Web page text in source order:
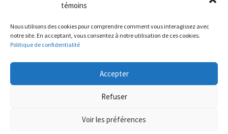
témoins
Nous utilisons des cookies pour comprendre comment vous interagissez avec
notre site. En acceptant, vous consentez à notre utilisation de ces cookies.
Politique de confidentialité
Accepter
Refuser
Voir les préférences